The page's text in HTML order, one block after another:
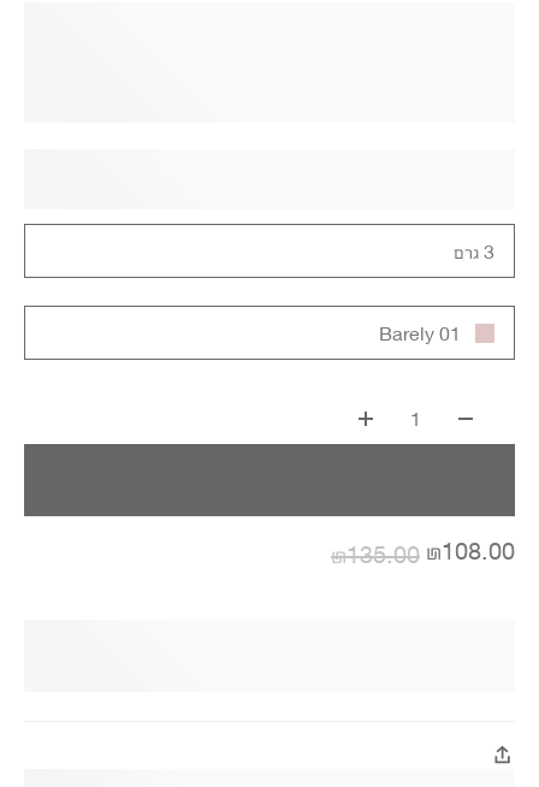
3 גרם
01 Barely
1
₪135.00 ₪108.00